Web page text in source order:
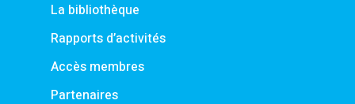
La bibliothèque
Rapports d’activités
Accès membres
Partenaires